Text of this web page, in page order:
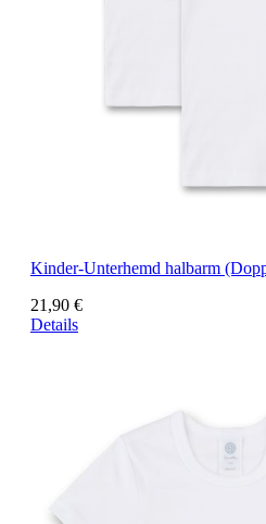
Kinder-Unterhemd halbarm
21,90 €
Details